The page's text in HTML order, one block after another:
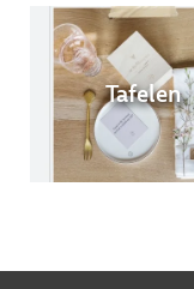
Tafelen